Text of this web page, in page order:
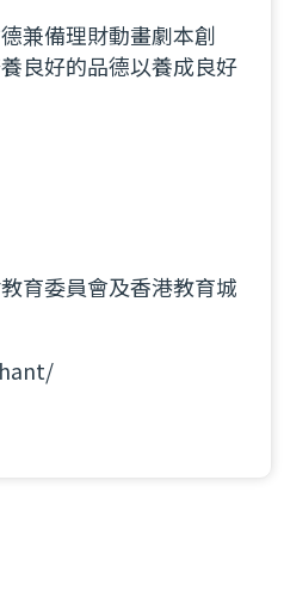
兼備理財動畫劇本創
良好的品德以養成良好
育委員會及香港教育城